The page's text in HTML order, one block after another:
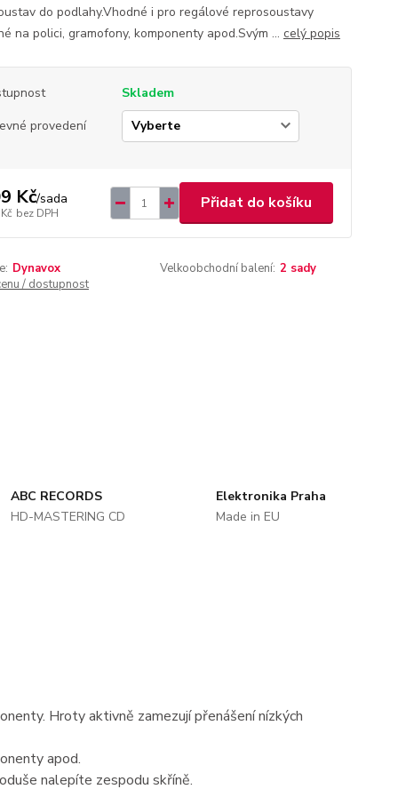
do podlahy.Vhodné i pro regálové reprosoustavy
na polici, gramofony, komponenty apod.Svým ... celý popis
Skladem
provedení
Kč/sada
bez DPH
Přidat do košíku
Dynavox Velkoobchodní balení: 2 sady
/ dostupnost
ABC RECORDS
HD-MASTERING CD
Elektronika Praha
Made in EU
Hroty aktivně zamezují přenášení nízkých
apod.
nalepíte zespodu skříně.